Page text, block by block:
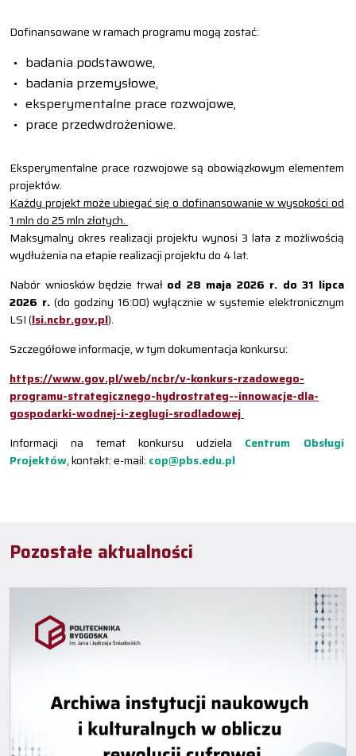
Dofinansowane w ramach programu mogą zostać:
badania podstawowe,
badania przemysłowe,
eksperymentalne prace rozwojowe,
prace przedwdrożeniowe.
Eksperymentalne prace rozwojowe są obowiązkowym elementem
projektów.
Każdy projekt może ubiegać się o dofinansowanie w wysokości od
1 mln do 25 mln złotych.
Maksymalny okres realizacji projektu wynosi 3 lata z możliwością
wydłużenia na etapie realizacji projektu do 4 lat.
Nabór wniosków będzie trwał od 28 maja 2026 r. do 31 lipca
2026 r.(do godziny 16:00) wyłącznie w systemie elektronicznym
LSI (lsi.ncbr.gov.pl).
Szczegółowe informacje, w tym dokumentacja konkursu:
https://www.gov.pl/web/ncbr/v-konkurs-rzadowego-
programu-strategicznego-hydrostrateg--innowacje-dla-
gospodarki-wodnej-i-zeglugi-srodladowej
Informacji na temat konkursu udziela Centrum Obsługi
Projektów, kontakt: e-mail: cop@pbs.edu.pl
Pozostałe aktualności